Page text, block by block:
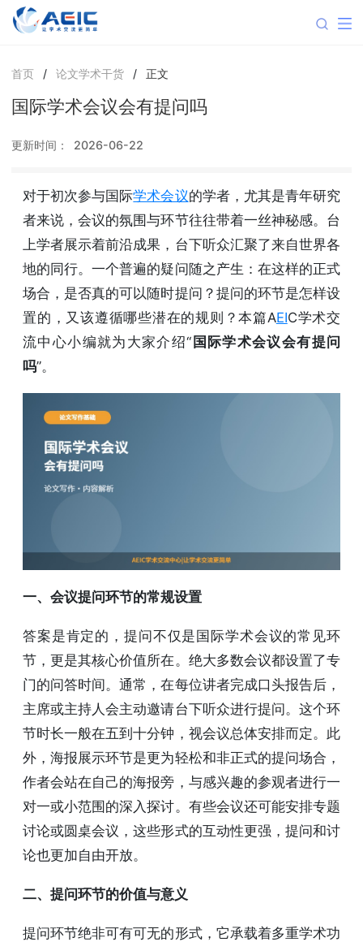
首页 / 论文学术干货 / 正文
国际学术会议会有提问吗
更新时间： 2026-06-22
对于初次参与国际学术会议的学者，尤其是青年研究
者来说，会议的氛围与环节往往带着一丝神秘感。台
上学者展示着前沿成果，台下听众汇聚了来自世界各
地的同行。一个普遍的疑问随之产生：在这样的正式
场合，是否真的可以随时提问？提问的环节是怎样设
置的，又该遵循哪些潜在的规则？本篇AEIC学术交
流中心小编就为大家介绍“ 国际学术会议会有提问
吗”。
一、会议提问环节的常规设置
答案是肯定的，提问不仅是国际学术会议的常见环
节，更是其核心价值所在。绝大多数会议都设置了专
门的问答时间。通常，在每位讲者完成口头报告后，
主席或主持人会主动邀请台下听众进行提问。这个环
节时长一般在五到十分钟，视会议总体安排而定。此
外，海报展示环节是更为轻松和非正式的提问场合，
作者会站在自己的海报旁，与感兴趣的参观者进行一
对一或小范围的深入探讨。有些会议还可能安排专题
讨论或圆桌会议，这些形式的互动性更强，提问和讨
论也更加自由开放。
二、提问环节的价值与意义
提问环节绝非可有可无的形式，它承载着多重学术功